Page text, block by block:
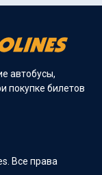
автобусы,
покупке билетов
Все права